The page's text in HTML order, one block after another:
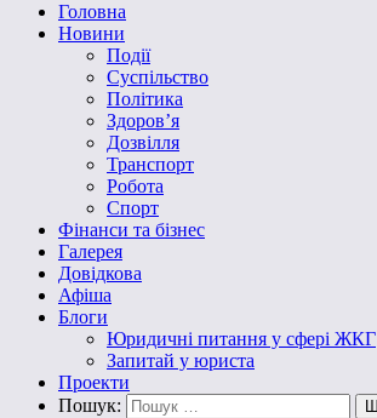
Головна
Новини
Події
Суспільство
Політика
Здоров’я
Дозвілля
Транспорт
Робота
Спорт
Фінанси та бізнес
Галерея
Довідкова
Афіша
Блоги
Юридичні питання у сфері ЖКГ
Запитай у юриста
Проекти
Пошук: